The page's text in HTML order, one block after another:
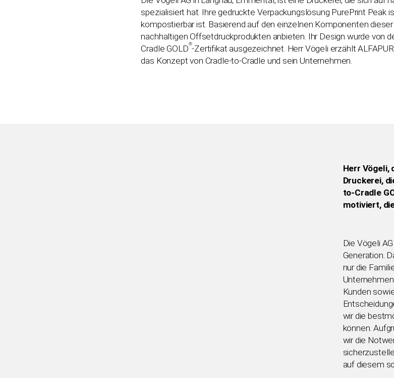
spezialisiert hat. Ihre gedruckte Verpackungslösung PurePrint Peak
kompostierbar ist. Basierend auf den einzelnen Komponenten
nachhaltigen Offsetdruckprodukten anbieten. Ihr Design wurde von
Cradle GOLD®-Zertifikat ausgezeichnet. Herr Vögeli erzählt
das Konzept von Cradle-to-Cradle und sein Unternehmen.
Herr Vögeli,
Druckerei,
to-Cradle
motiviert,
Die Vögeli
Generation.
nur die
Kunden
wir die
können.
wir die
auf diesem